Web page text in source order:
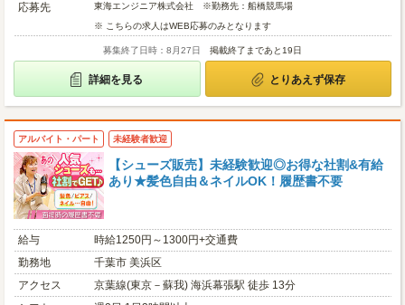
応募先
東海エンジニア株式会社 ※勤務先：船橋競馬場
※ こちらの求人はWEB応募のみとなります
募集終了日時：8月27日 掲載終了まであと19日
詳細を見る とりあえず保存
アルバイト・パート 未経験者歓迎
【シューズ販売】未経験歓迎◎お得な社割&有給
あり★髪色自由＆ネイルOK！履歴書不要
給与
時給1250円～1300円+交通費
勤務地
千葉市 美浜区
アクセス
京葉線(東京－蘇我) 海浜幕張駅 徒歩 13分